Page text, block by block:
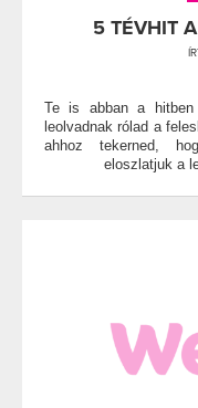
5 TÉVHIT
Te is abban a
leolvadnak rólad a
ahhoz tekerned,
eloszlatjuk a